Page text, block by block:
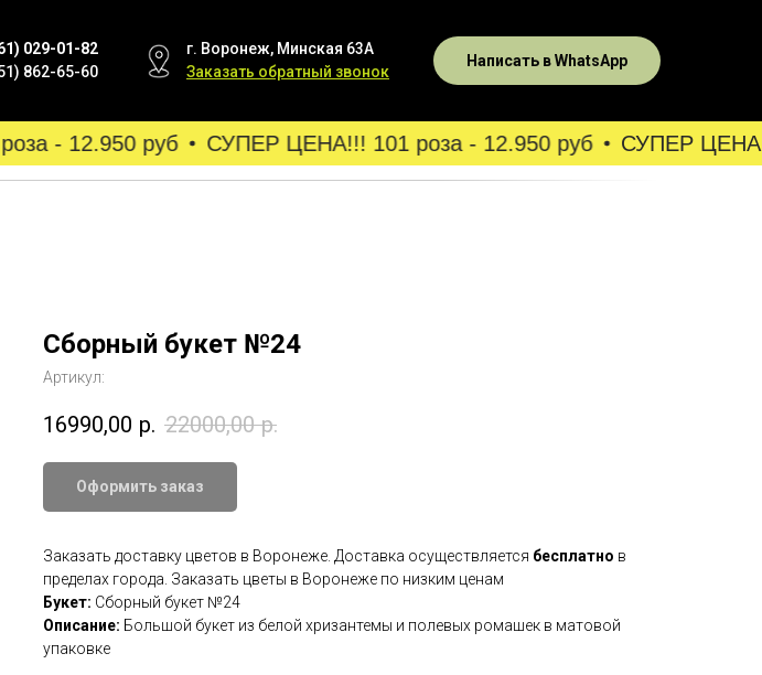
029-01-82
862-65-60
г. Воронеж, Минская 63А
Заказать обратный звонок
Написать в WhatsApp
- 12.950 руб СУПЕР ЦЕНА!!! 101 роза - 12.950 руб СУПЕР ЦЕНА!!!
Сборный букет №24
Артикул:
16990,00 р. 22000,00 р.
Оформить заказ
Заказать доставку цветов в Воронеже. Доставка осуществляется бесплатно в
пределах города. Заказать цветы в Воронеже по низким ценам
Букет: Сборный букет №24
Описание: Большой букет из белой хризантемы и полевых ромашек в матовой
упаковке